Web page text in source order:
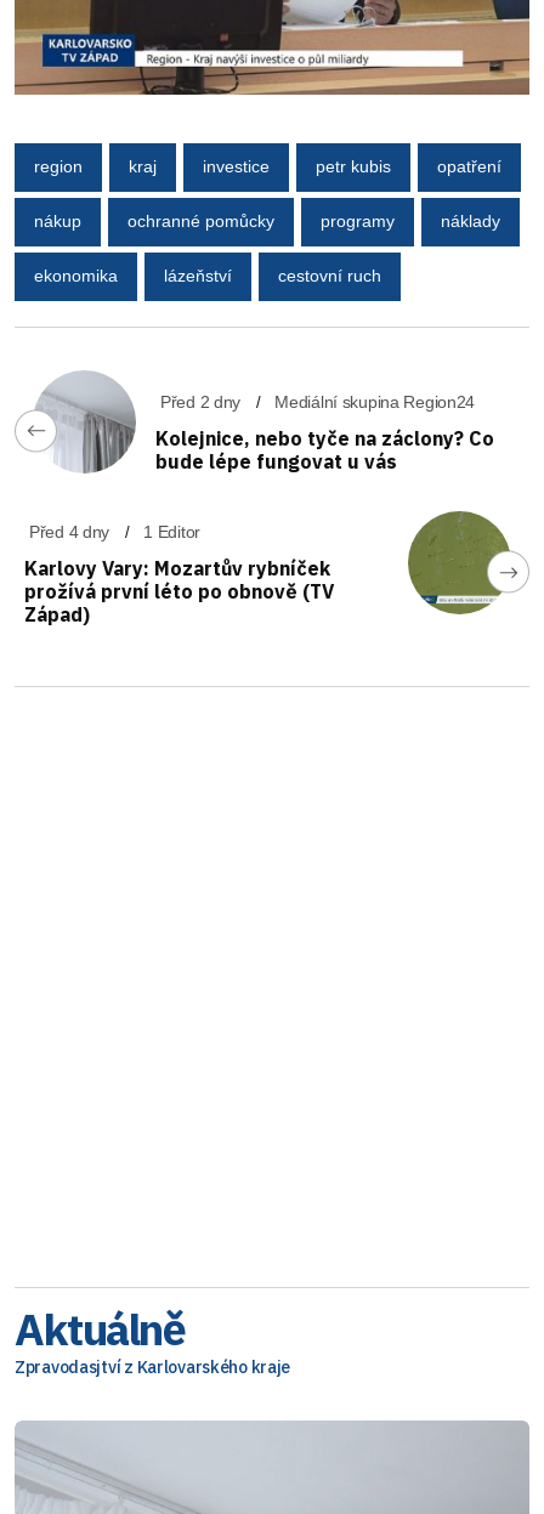
region kraj investice petr kubis opatření
nákup ochranné pomůcky programy náklady
ekonomika lázeňství cestovní ruch
Před 2 dny Mediální skupina Region24
Kolejnice, nebo tyče na záclony? Co
bude lépe fungovat u vás
Před 4 dny 1 Editor
Karlovy Vary: Mozartův rybníček
prožívá první léto po obnově (TV
Západ)
Aktuálně
Zpravodasjtví z Karlovarského kraje